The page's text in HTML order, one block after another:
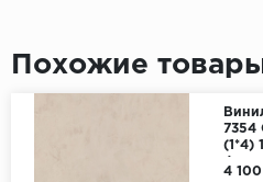
Похожие
7354
(1*4)
4